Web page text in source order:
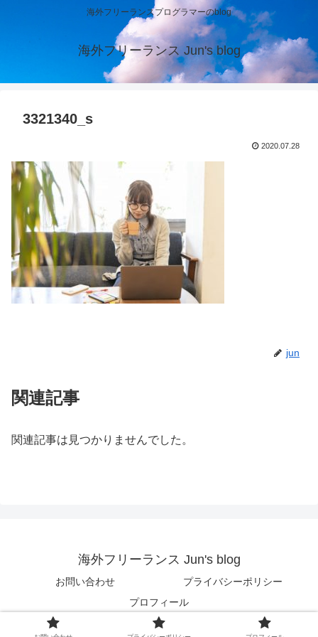
海外フリーランスプログラマーのblog
海外フリーランス Jun's blog
3321340_s
2020.07.28
jun
関連記事
関連記事は見つかりませんでした。
海外フリーランス Jun's blog
お問い合わせ
プライバシーポリシー
プロフィール
© 2018 海外フリーランス Jun's blog.